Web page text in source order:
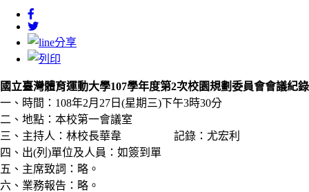
國立臺灣體育運動大學107學年度第2次校園規劃委員會會議紀錄
一、時間：108年2月27日(星期三)下午3時30分
二、地點：本校第一會議室
三、主持人：林校長華韋 記錄：尤宏利
四、出(列)單位及人員：如簽到單
五、主席致詞：略。
六、業務報告：略。